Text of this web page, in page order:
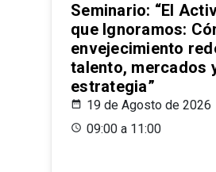
Seminario: “El
que Ignoramos:
envejecimiento
talento, mercados
estrategia”
19 de Agosto de 2026
09:00 a 11:00